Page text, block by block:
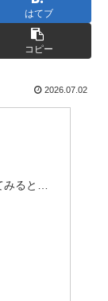
はてブ
コピー
2026.07.02
みると…